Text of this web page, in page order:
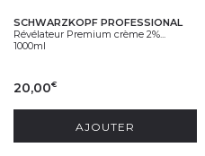
SCHWARZKOPF PROFESSIONAL
Révélateur Premium crème 2%...
1000ml
20,00€
AJOUTER